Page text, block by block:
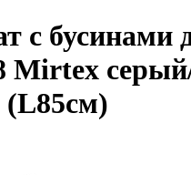
с бусинами
Mirtex
(L85см)